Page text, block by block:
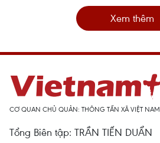
Xem thêm
CƠ QUAN CHỦ QUẢN: THÔNG TẤN XÃ VIỆT NAM
Tổng Biên tập: TRẦN TIẾN DUẨN